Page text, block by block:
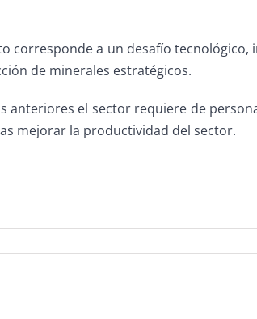
corresponde a un desafío tecnológico,
de minerales estratégicos.
anteriores el sector requiere de
mejorar la productividad del sector.